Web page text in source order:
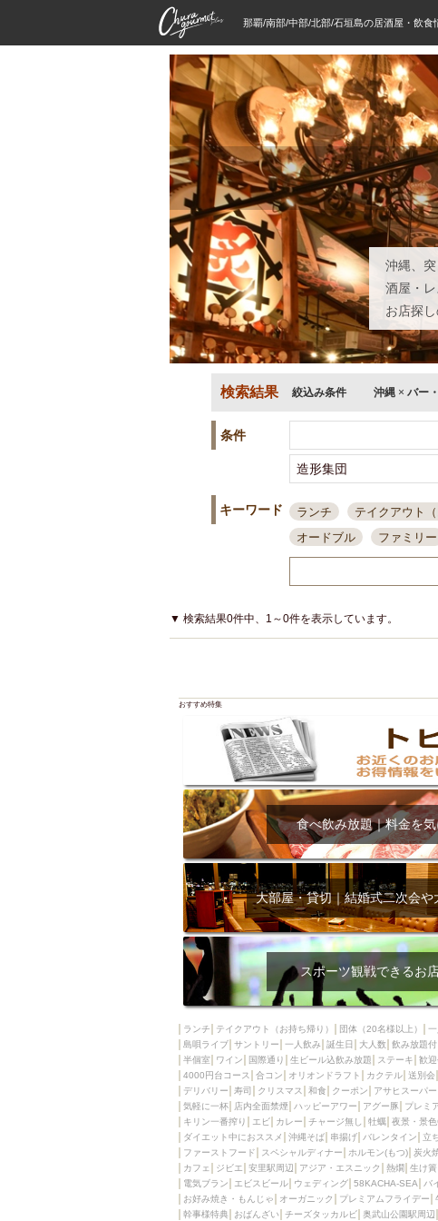
那覇/南部/中部/北部/石垣島の居酒屋・飲食
沖縄、
酒屋・
お店探
検索結果 絞込み条件 沖縄 × バー
条件
キーワード ランチ テイクアウト（
オードブル
ファミリー
接待・会食
ちょい飲み
結婚式二次会
夜10時以降入店可
県
アサヒスーパードライ
大部屋50名以上～
オ
ハッピーアワー
アグ
飲み放題付きコース3000
キリン一番搾り
エビ
アレルギー対応可能
牧
ダイエット中におススメ
ソファー
激辛料理
ファーストフード
ス
スクリーン
スペイン
カニ
カフェ ジビエ
分煙
ホッピー
焼肉 電
マイク
サッポロ 昼
市立病院前駅周辺
中華
綺麗orお洒落なトイレ
クラフトビール
鉄板
壺川駅周辺
秋限定メ
ラクレット
赤嶺駅周辺
▼ 検索結果0件中、1～0件を表示しています。
おすすめ特集
食べ飲み放題｜料金を
大部屋・貸切｜結婚式二次会や
スポーツ観戦できるお
ランチ テイクアウト（お持ち帰り） 団体（20名様以上）
島唄ライブ サントリー 一人飲み 誕生日 大人数 飲み放題
半個室
ワイン 国際通り 生ビール込飲み放題 ステーキ 歓
4000円台コース
合コン オリオンドラフト カクテル 送別会
デリバリー
寿司 クリスマス 和食 クーポン アサヒスーパー
気軽に一杯
店内全面禁煙 ハッピーアワー アグー豚 プレミ
キリン一番搾り
エビ カレー チャージ無し 牡蠣 夜景・景
ダイエット中におススメ
沖縄そば 串揚げ バレンタイン 立
ファーストフード
スペシャルディナー ホルモン(もつ) 炭火
カフェ
ジビエ 安里駅周辺 アジア・エスニック 熱燗 生け簀
電気ブラン
エビスビール ウェディング 58KACHA-SEA バ
お好み焼き・もんじゃ
オーガニック プレミアムフライデー
幹事様特典
おばんざい チーズタッカルビ 奥武山公園駅周辺